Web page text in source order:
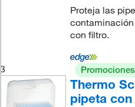
Proteja las
con filtro.
3
Thermo
pipeta